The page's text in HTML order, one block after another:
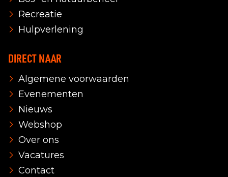
Recreatie
Hulpverlening
DIRECT NAAR
Algemene voorwaarden
Evenementen
Nieuws
Webshop
Over ons
Vacatures
Contact